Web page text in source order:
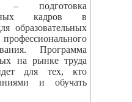
– подготовка
кадров в
образовательных
Программа
на рынке труда
для тех, кто
и обучать